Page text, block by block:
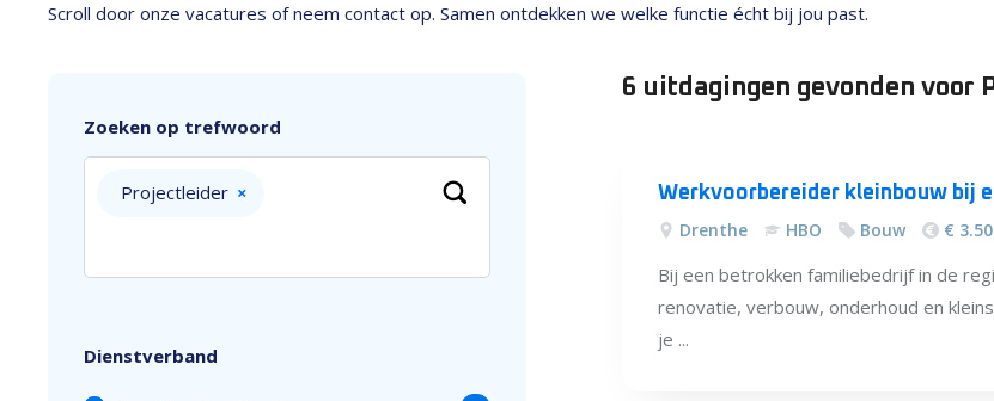
Scroll door onze vacatures of neem contact op. Samen ontdekken we welke functie écht bij jou past.
Zoeken op trefwoord
Projectleider ×
Dienstverband
Alle
6 uitdagingen gevonden voor
Werkvoorbereider kleinbouw bij
Drenthe HBO Bouw €
Bij een betrokken familiebedrijf in de
renovatie, verbouw, onderhoud en
je ...